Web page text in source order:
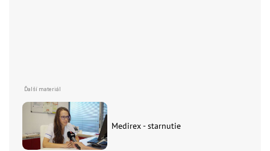
Medirex - starnutie